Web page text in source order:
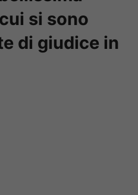
si sono
di giudice in